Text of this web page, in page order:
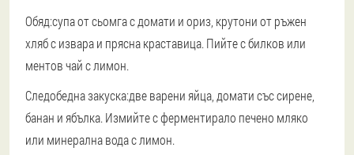
Обяд:супа от сьомга с домати и ориз, крутони от ръжен
хляб с извара и прясна краставица. Пийте с билков или
ментов чай ​​с лимон.
Следобедна закуска:две варени яйца, домати със сирене,
банан и ябълка. Измийте с ферментирало печено мляко
или минерална вода с лимон.